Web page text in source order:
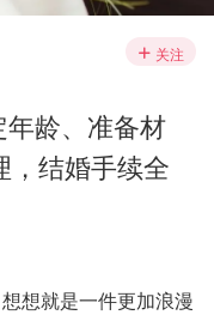
关注
龄、准备材
，结婚手续全
想就是一件更加浪漫